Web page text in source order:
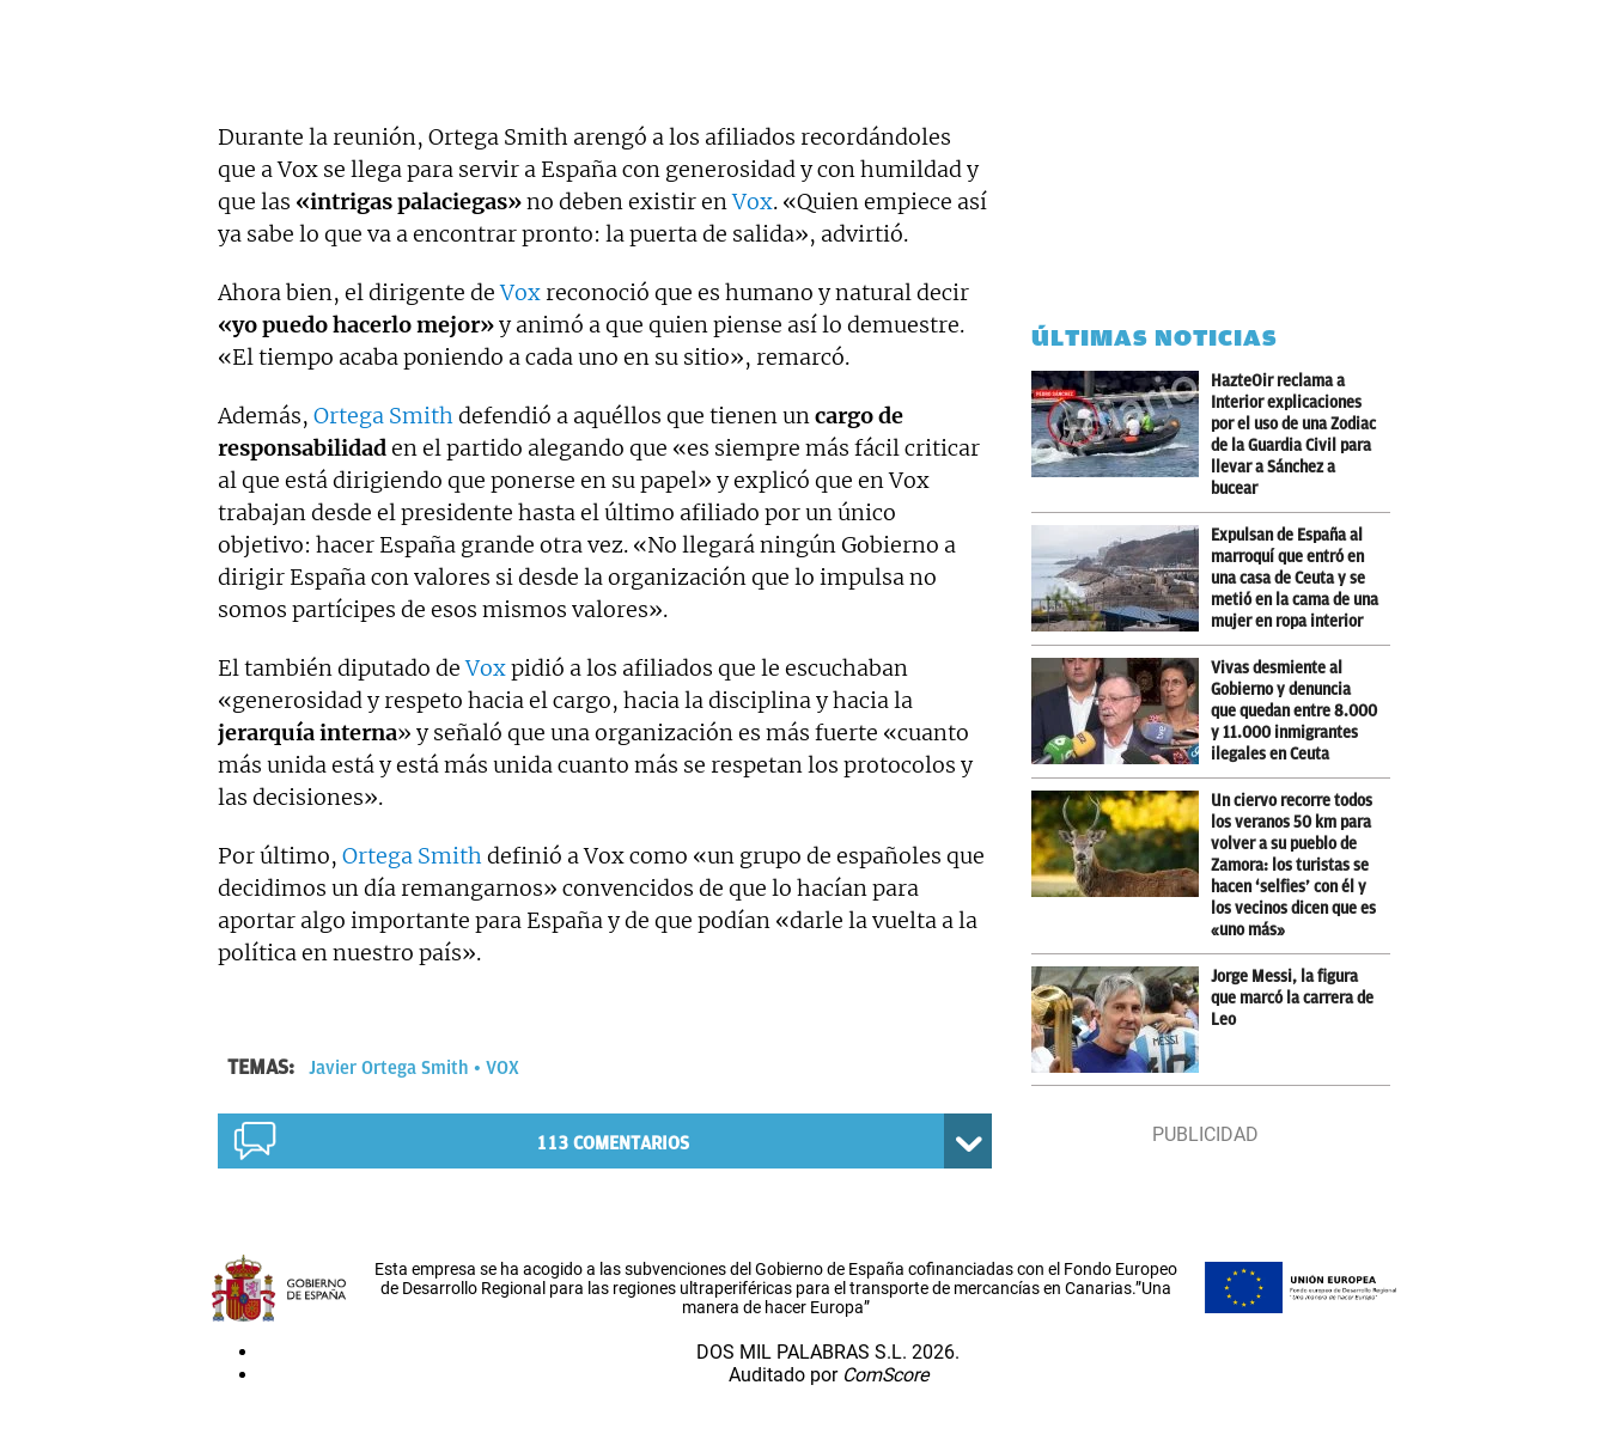
Durante la reunión, Ortega Smith arengó a los afiliados recordándoles
que a Vox se llega para servir a España con generosidad y con humildad y
que las «intrigas palaciegas»no deben existir enVox. «Quien empiece así
ya sabe lo que va a encontrar pronto: la puerta de salida», advirtió.
Ahora bien, el dirigente deVoxreconoció que es humano y natural decir
«yo puedo hacerlo mejor»y animó a que quien piense así lo demuestre.
«El tiempo acaba poniendo a cada uno en su sitio», remarcó.
Además, Ortega Smithdefendió a aquéllos que tienen uncargo de
responsabilidaden el partido alegando que «es siempre más fácil criticar
al que está dirigiendo que ponerse en su papel» y explicó que en Vox
trabajan desde el presidente hasta el último afiliado por un único
objetivo: hacer España grande otra vez. «No llegará ningún Gobierno a
dirigir España con valores si desde la organización que lo impulsa no
somos partícipes de esos mismos valores».
El también diputado deVoxpidió a los afiliados que le escuchaban
«generosidad y respeto hacia el cargo, hacia la disciplina y hacia la
jerarquía interna» y señaló que una organización es más fuerte «cuanto
más unida está y está más unida cuanto más se respetan los protocolos y
las decisiones».
Por último, Ortega Smithdefinió a Vox como «un grupo de españoles que
decidimos un día remangarnos» convencidos de que lo hacían para
aportar algo importante para España y de que podían «darle la vuelta a la
política en nuestro país».
TEMAS: Javier Ortega Smith VOX
113 COMENTARIOS
ÚLTIMAS NOTICIAS
HazteOir reclama a
Interior explicaciones
por el uso de una Zodiac
de la Guardia Civil para
llevar a Sánchez a
bucear
Expulsan de España al
marroquí que entró en
una casa de Ceuta y se
metió en la cama de una
mujer en ropa interior
Vivas desmiente al
Gobierno y denuncia
que quedan entre 8.000
y 11.000 inmigrantes
ilegales en Ceuta
Un ciervo recorre todos
los veranos 50 km para
volver a su pueblo de
Zamora: los turistas se
hacen ‘selfies’ con él y
los vecinos dicen que es
«uno más»
Jorge Messi, la figura
que marcó la carrera de
Leo
Esta empresa se ha acogido a las subvenciones del Gobierno de España cofinanciadas con el Fondo Europeo
de Desarrollo Regional para las regiones ultraperiféricas para el transporte de mercancías en Canarias.”Una
manera de hacer Europa”
DOS MIL PALABRAS S.L. 2026.
Auditado por ComScore